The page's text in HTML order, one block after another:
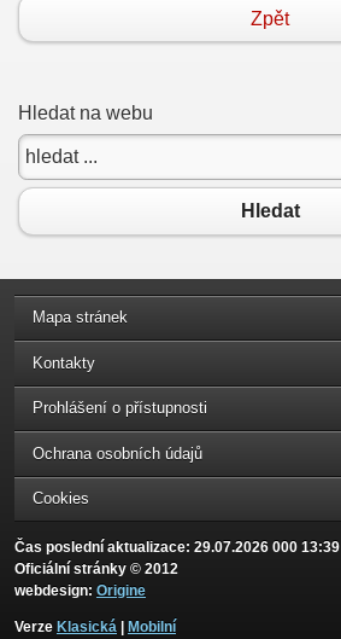
Zpět
Hledat na webu
Hledat
Mapa stránek
Kontakty
Prohlášení o přístupnosti
Ochrana osobních údajů
Cookies
Čas poslední aktualizace: 29.07.2026 000 13:39
Oficiální stránky © 2012
webdesign: Origine
Verze Klasická Mobilní